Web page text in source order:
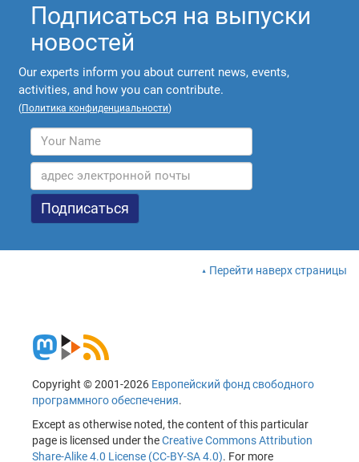
Подписаться на выпуски
новостей
Our experts inform you about current news, events,
activities, and how you can contribute.
(Политика конфиденциальности)
Перейти наверх страницы
Copyright © 2001-2026 Европейский фонд свободного
программного обеспечения.
Except as otherwise noted, the content of this particular
page is licensed under theCreative Commons Attribution
Share-Alike 4.0 License (CC-BY-SA 4.0). For more